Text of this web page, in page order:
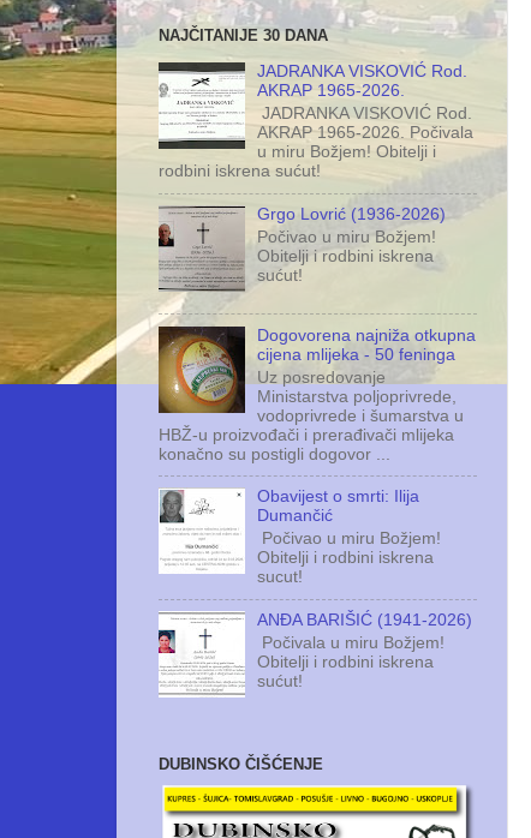
NAJČITANIJE 30 DANA
JADRANKA VISKOVIĆ Rod.
AKRAP 1965-2026.
JADRANKA VISKOVIĆ Rod.
AKRAP 1965-2026. Počivala
u miru Božjem! Obitelji i
rodbini iskrena sućut!
Grgo Lovrić (1936-2026)
Počivao u miru Božjem!
Obitelji i rodbini iskrena
sućut!
Dogovorena najniža otkupna
cijena mlijeka - 50 feninga
Uz posredovanje
Ministarstva poljoprivrede,
vodoprivrede i šumarstva u
HBŽ-u proizvođači i prerađivači mlijeka
konačno su postigli dogovor ...
Obavijest o smrti: Ilija
Dumančić
Počivao u miru Božjem!
Obitelji i rodbini iskrena
sucut!
ANĐA BARIŠIĆ (1941-2026)
Počivala u miru Božjem!
Obitelji i rodbini iskrena
sućut!
DUBINSKO ČIŠĆENJE